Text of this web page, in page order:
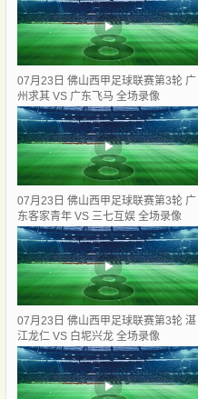
07月23日 佛山西甲足球联赛第3轮 广
州求其 VS 广东飞马 全场录像
07月23日 佛山西甲足球联赛第3轮 广
东客家青年 VS 三七互娱 全场录像
07月23日 佛山西甲足球联赛第3轮 湛
江龙仁 VS 白坭兴龙 全场录像